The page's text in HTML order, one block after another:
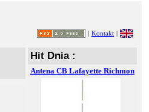
| Kontakt |
Hit Dnia :
Antena CB Lafayette Richmon